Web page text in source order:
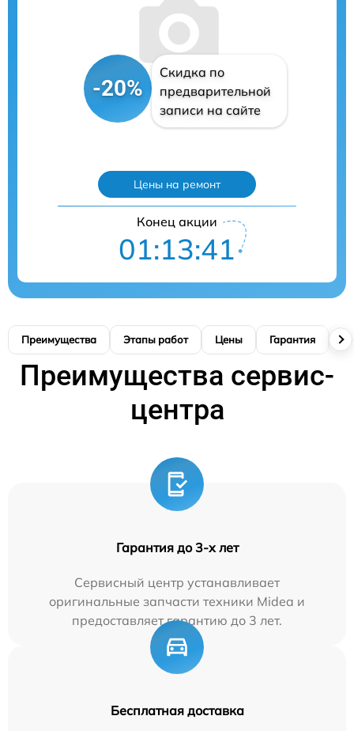
-20%
Скидка по
предварительной
записи на сайте
Цены на ремонт
Конец акции
01:13:40
Преимущества Этапы работ Цены Гарантия
Преимущества сервис-
центра
Гарантия до 3-х лет
Сервисный центр устанавливает
оригинальные запчасти техники Midea и
предоставляет гарантию до 3 лет.
Бесплатная доставка